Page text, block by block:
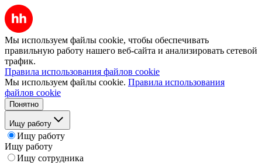
Мы используем файлы cookie, чтобы обеспечивать
правильную работу нашего веб-сайта и анализировать сетевой
трафик.
Правила использования файлов cookie
Мы используем файлы cookie. Правила использования
файлов cookie
Понятно
Ищу работу
Ищу работу
Ищу работу
Ищу сотрудника